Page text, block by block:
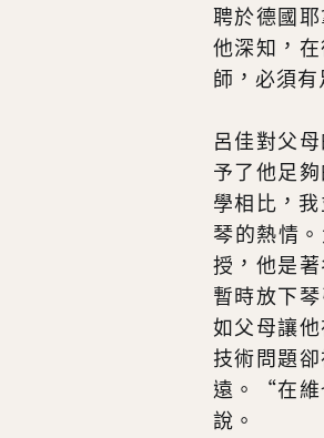
聘於德國
他深知，
師，必須有
呂佳對父
予了他足
學相比，
琴的熱情
授，他是
暫時放下
如父母讓
技術問題
遠。“在維
說。